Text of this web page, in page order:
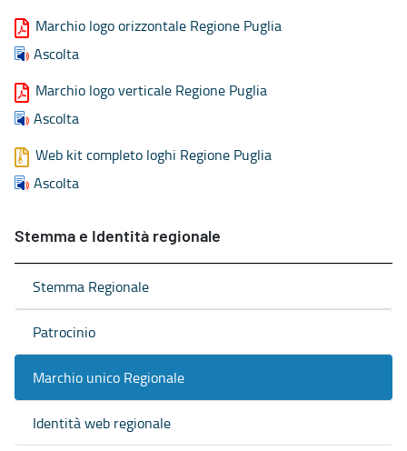
Marchio logo orizzontale Regione Puglia
Ascolta
Marchio logo verticale Regione Puglia
Ascolta
Web kit completo loghi Regione Puglia
Ascolta
Stemma e Identità regionale
Stemma Regionale
Patrocinio
Marchio unico Regionale
Identità web regionale